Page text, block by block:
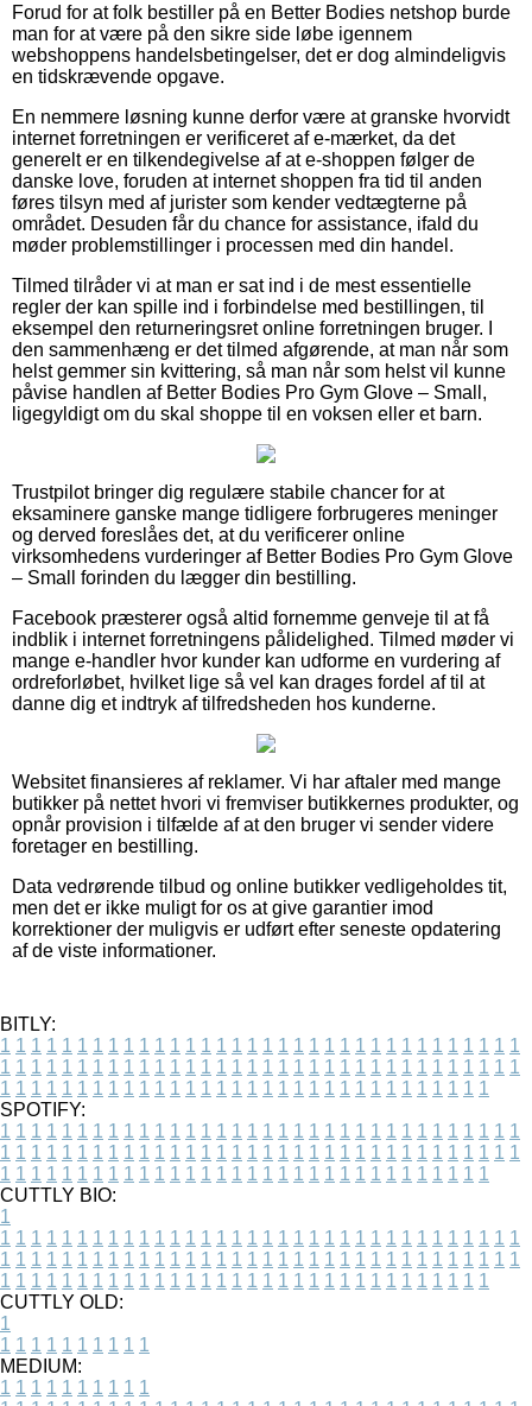
Forud for at folk bestiller på en Better Bodies netshop burde
man for at være på den sikre side løbe igennem
webshoppens handelsbetingelser, det er dog almindeligvis
en tidskrævende opgave.
En nemmere løsning kunne derfor være at granske hvorvidt
internet forretningen er verificeret af e-mærket, da det
generelt er en tilkendegivelse af at e-shoppen følger de
danske love, foruden at internet shoppen fra tid til anden
føres tilsyn med af jurister som kender vedtægterne på
området. Desuden får du chance for assistance, ifald du
møder problemstillinger i processen med din handel.
Tilmed tilråder vi at man er sat ind i de mest essentielle
regler der kan spille ind i forbindelse med bestillingen, til
eksempel den returneringsret online forretningen bruger. I
den sammenhæng er det tilmed afgørende, at man når som
helst gemmer sin kvittering, så man når som helst vil kunne
påvise handlen af Better Bodies Pro Gym Glove – Small,
ligegyldigt om du skal shoppe til en voksen eller et barn.
Trustpilot bringer dig regulære stabile chancer for at
eksaminere ganske mange tidligere forbrugeres meninger
og derved foreslåes det, at du verificerer online
virksomhedens vurderinger af Better Bodies Pro Gym Glove
– Small forinden du lægger din bestilling.
Facebook præsterer også altid fornemme genveje til at få
indblik i internet forretningens pålidelighed. Tilmed møder vi
mange e-handler hvor kunder kan udforme en vurdering af
ordreforløbet, hvilket lige så vel kan drages fordel af til at
danne dig et indtryk af tilfredsheden hos kunderne.
Websitet finansieres af reklamer. Vi har aftaler med mange
butikker på nettet hvori vi fremviser butikkernes produkter, og
opnår provision i tilfælde af at den bruger vi sender videre
foretager en bestilling.
Data vedrørende tilbud og online butikker vedligeholdes tit,
men det er ikke muligt for os at give garantier imod
korrektioner der muligvis er udført efter seneste opdatering
af de viste informationer.
BITLY:
1 1 1 1 1 1 1 1 1 1 1 1 1 1 1 1 1 1 1 1 1 1 1 1 1 1 1 1 1 1 1 1 1 1
1 1 1 1 1 1 1 1 1 1 1 1 1 1 1 1 1 1 1 1 1 1 1 1 1 1 1 1 1 1 1 1 1 1
1 1 1 1 1 1 1 1 1 1 1 1 1 1 1 1 1 1 1 1 1 1 1 1 1 1 1 1 1 1 1 1
SPOTIFY:
1 1 1 1 1 1 1 1 1 1 1 1 1 1 1 1 1 1 1 1 1 1 1 1 1 1 1 1 1 1 1 1 1 1
1 1 1 1 1 1 1 1 1 1 1 1 1 1 1 1 1 1 1 1 1 1 1 1 1 1 1 1 1 1 1 1 1 1
1 1 1 1 1 1 1 1 1 1 1 1 1 1 1 1 1 1 1 1 1 1 1 1 1 1 1 1 1 1 1 1
CUTTLY BIO:
1
1 1 1 1 1 1 1 1 1 1 1 1 1 1 1 1 1 1 1 1 1 1 1 1 1 1 1 1 1 1 1 1 1 1
1 1 1 1 1 1 1 1 1 1 1 1 1 1 1 1 1 1 1 1 1 1 1 1 1 1 1 1 1 1 1 1 1 1
1 1 1 1 1 1 1 1 1 1 1 1 1 1 1 1 1 1 1 1 1 1 1 1 1 1 1 1 1 1 1 1
CUTTLY OLD:
1
1 1 1 1 1 1 1 1 1 1
MEDIUM:
1 1 1 1 1 1 1 1 1 1